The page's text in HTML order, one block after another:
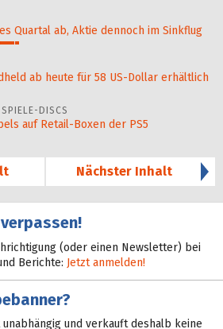
Quartal ab, Aktie dennoch im Sinkflug
ab heute für 58 US-Dollar er­hält­lich
DISCS
auf Retail-Boxen der PS5
Nächster Inhalt
(oder einen Newsletter) bei
Berichte: Jetzt anmelden!
und verkauft deshalb keine